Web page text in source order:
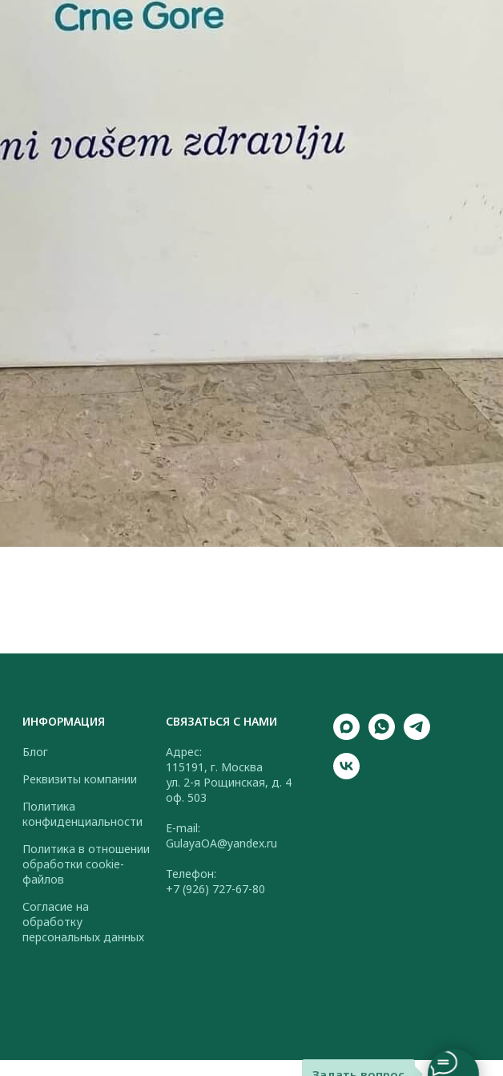
ИНФОРМАЦИЯ
Блог
Реквизиты компании
Политика
конфиденциальности
Политика в отношении
обработки cookie-
файлов
Согласие на
обработку
персональных данных
СВЯЗАТЬСЯ С НАМИ
Адрес:
115191, г. Москва
ул. 2-я Рощинская, д. 4
оф. 503
E-mail:
GulayaOA@yandex.ru
Телефон:
+7 (926) 727-67-80